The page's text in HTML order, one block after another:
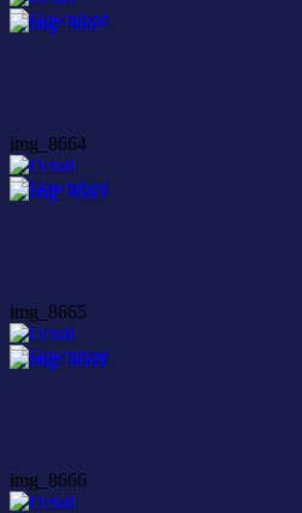
img_8664
img_8665
img_8666